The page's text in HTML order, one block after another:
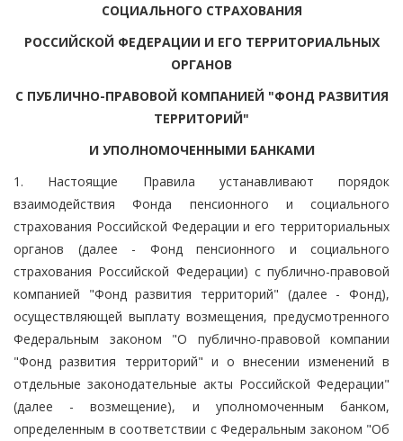
СОЦИАЛЬНОГО СТРАХОВАНИЯ
РОССИЙСКОЙ ФЕДЕРАЦИИ И ЕГО ТЕРРИТОРИАЛЬНЫХ
ОРГАНОВ
С ПУБЛИЧНО-ПРАВОВОЙ КОМПАНИЕЙ "ФОНД РАЗВИТИЯ
ТЕРРИТОРИЙ"
И УПОЛНОМОЧЕННЫМИ БАНКАМИ
1. Настоящие Правила устанавливают порядок
взаимодействия Фонда пенсионного и социального
страхования Российской Федерации и его территориальных
органов (далее - Фонд пенсионного и социального
страхования Российской Федерации) с публично-правовой
компанией "Фонд развития территорий" (далее - Фонд),
осуществляющей выплату возмещения, предусмотренного
Федеральным законом "О публично-правовой компании
"Фонд развития территорий" и о внесении изменений в
отдельные законодательные акты Российской Федерации"
(далее - возмещение), и уполномоченным банком,
определенным в соответствии с Федеральным законом "Об